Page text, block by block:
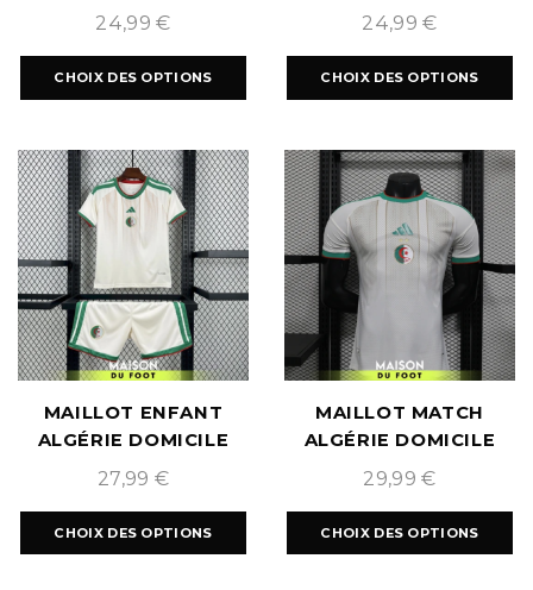
2026/2027
24,99€
CHOIX DES OPTIONS
2026/2027
24,99€
CHOIX DES OPTIONS
MAILLOT ENFANT
ALGÉRIE DOMICILE
COUPE DU MONDE
2026
27,99 €
CHOIX DES OPTIONS
MAILLOT MATCH
ALGÉRIE DOMICILE
COUPE DU MONDE
2026
29,99€
CHOIX DES OPTIONS